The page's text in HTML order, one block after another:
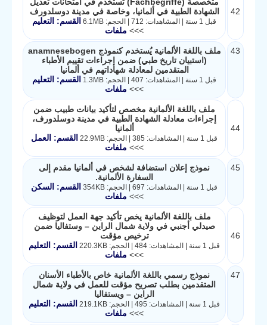
42
الشهادة الطبية في ألمانيا، وخاصة في مدينة دوسلدورف
قبل 1 سنة | المشاهدات: 712 | الحجم: 6.1MB
القسم: التعليم
>>> ملفات
43
ملف باللغة الألمانية يُستخدم كنموذج anamnesebogen
(استبيان تاريخ طبي) ضمن إجراءات تقييم الأطباء
المتقدمين لمعادلة شهاداتهم في ألمانيا
قبل 1 سنة | المشاهدات: 407 | الحجم: 1.3MB
القسم: التعليم
>>> ملفات
44
ملف باللغة الألمانية مخصص لتأكيد بيانات طبيب ضمن
إجراءات معادلة الشهادة الطبية في مدينة دوسلدورف،
ألمانيا
قبل 1 سنة | المشاهدات: 385 | الحجم: 22.9MB
القسم: العمل
>>> ملفات
45
نموذج إعلان استضافة لشخص في ألمانيا مقدم إلى
السفارة الألمانية.
قبل 1 سنة | المشاهدات: 697 | الحجم: 354KB
القسم: السكن
>>> ملفات
46
ملف باللغة الألمانية يخص تأكيد جهة العمل لتوظيف
صيدلي أجنبي في ولاية شمال الراين – وستفاليا ضمن
ترخيص مؤقت
قبل 1 سنة | المشاهدات: 484 | الحجم: 220.3KB
القسم: التعليم
>>> ملفات
47
نموذج رسمي باللغة الألمانية خاص بالأطباء الأسنان
المتقدمين بطلب تصريح مؤقت للعمل في ولاية شمال
الراين – ويستفاليا
قبل 1 سنة | المشاهدات: 495 | الحجم: 219.1KB
القسم: التعليم
>>> ملفات